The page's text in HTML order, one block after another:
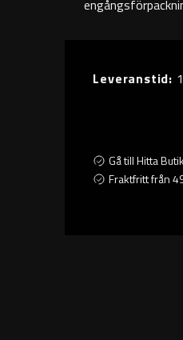
Leveranstid:
Gå till Hitta
Fraktfritt från